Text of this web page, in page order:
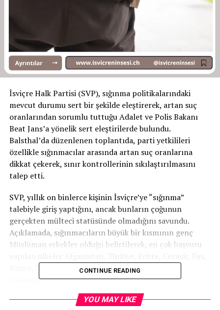
İsviçre Halk Partisi (SVP), sığınma politikalarındaki
mevcut durumu sert bir şekilde eleştirerek, artan suç
oranlarından sorumlu tuttuğu Adalet ve Polis Bakanı
Beat Jans’a yönelik sert eleştirilerde bulundu.
Balsthal’da düzenlenen toplantıda, parti yetkilileri
özellikle sığınmacılar arasında artan suç oranlarına
dikkat çekerek, sınır kontrollerinin sıkılaştırılmasını
talep etti.
SVP, yıllık on binlerce kişinin İsviçre’ye “sığınma”
talebiyle giriş yaptığını, ancak bunların çoğunun
gerçekten mülteci statüsünde olmadığını savundu.
Açıklamada, sığınmacıların büyük bir kısmının genç
Müslüman erkekler olduğu belirtilerek, en çok başvuru
Suriye, Somali, Gürcistan, Tunus ve İran olarak
sıralandı.
SUÇ ORANLARI ARTIYOR
CONTINUE READING
YOU MAY LIKE